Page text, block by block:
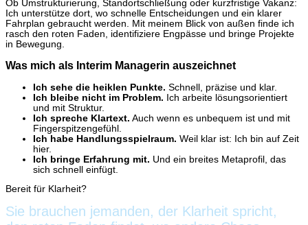
Ob Umstrukturierung, Standortschließung oder kurzfristige Vakanz:
Ich unterstütze dort, wo schnelle Entscheidungen und ein klarer
Fahrplan gebraucht werden. Mit meinem Blick von außen finde ich
rasch den roten Faden, identifiziere Engpässe und bringe Projekte
in Bewegung.
Was mich als Interim Managerin auszeichnet
Ich sehe die heiklen Punkte. Schnell, präzise und klar.
Ich bleibe nicht im Problem. Ich arbeite lösungsorientiert
und mit Struktur.
Ich spreche Klartext. Auch wenn es unbequem ist und mit
Fingerspitzengefühl.
Ich habe Handlungsspielraum. Weil klar ist: Ich bin auf Zeit
hier.
Ich bringe Erfahrung mit. Und ein breites Metaprofil, das
sich schnell einfügt.
Bereit für Klarheit?
Sie brauchen jemanden, der Klarheit spricht,